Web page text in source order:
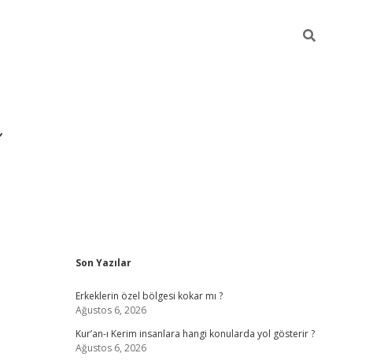
Sidebar
Son Yazılar
Erkeklerin özel bölgesi kokar mı ?
Ağustos 6, 2026
Kur’an-ı Kerim insanlara hangi konularda yol gösterir ?
Ağustos 6, 2026